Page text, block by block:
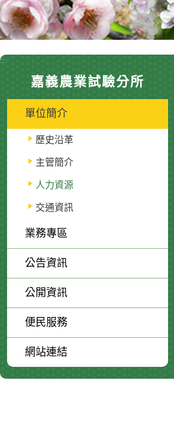
:::
嘉義農業試驗分所
單位簡介
歷史沿革
主管簡介
人力資源
交通資訊
業務專區
公告資訊
公開資訊
便民服務
網站連結